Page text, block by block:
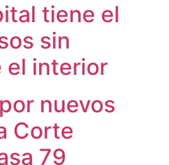
tiene el
sin
el interior
nuevos
Corte
79